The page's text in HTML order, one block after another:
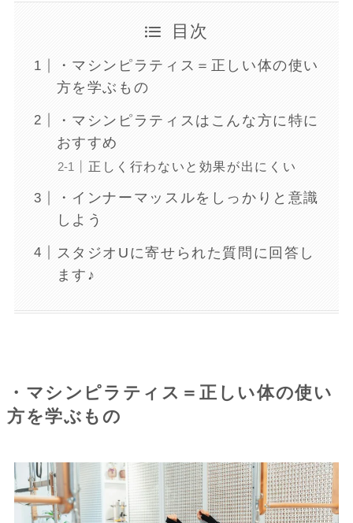
目次
・マシンピラティス＝正しい体の使い
方を学ぶもの
・マシンピラティスはこんな方に特に
おすすめ
正しく行わないと効果が出にくい
・インナーマッスルをしっかりと意識
しよう
スタジオUに寄せられた質問に回答し
ます♪
・マシンピラティス＝正しい体の使い
方を学ぶもの